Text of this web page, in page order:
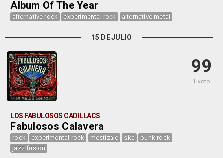
Album Of The Year
alternative rock experimental rock alternative metal
15 DE JULIO
99
1 voto
LOS FABULOSOS CADILLACS
Fabulosos Calavera
rock experimental rock mestizaje ska
punk rock
jazz fusion